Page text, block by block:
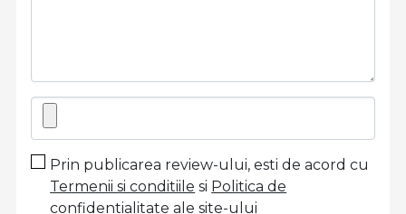
Prin publicarea review-ului, esti de acord cu
Termenii si conditiile si Politica de
confidentialitate ale site-ului